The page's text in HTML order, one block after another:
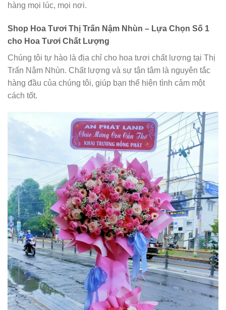
hàng mọi lúc, mọi nơi.
Shop Hoa Tươi Thị Trấn Nậm Nhùn – Lựa Chọn Số 1
cho Hoa Tươi Chất Lượng
Chúng tôi tự hào là địa chỉ cho hoa tươi chất lượng tại Thị
Trấn Nậm Nhùn. Chất lượng và sự tận tâm là nguyên tắc
hàng đầu của chúng tôi, giúp bạn thể hiện tình cảm một
cách tốt.